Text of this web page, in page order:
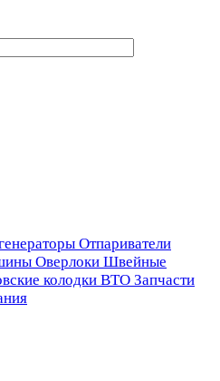
Отпариватели
Оверлоки Швейные
колодки ВТО Запчасти